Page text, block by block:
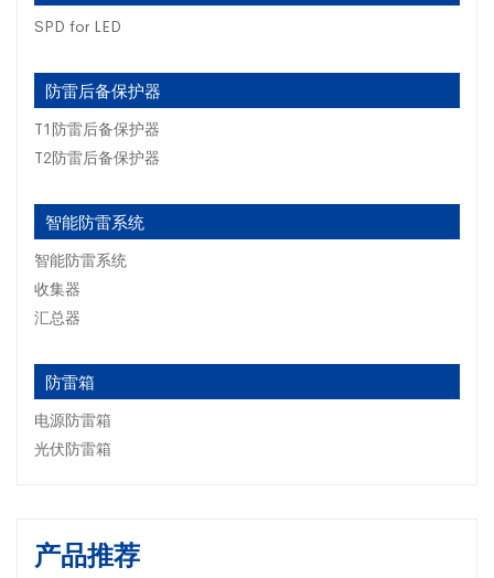
SPD for LED
防雷后备保护器
T1防雷后备保护器
T2防雷后备保护器
智能防雷系统
智能防雷系统
收集器
汇总器
防雷箱
电源防雷箱
光伏防雷箱
产品推荐